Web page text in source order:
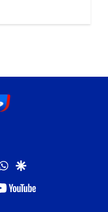
whatsapp
google
youtube-